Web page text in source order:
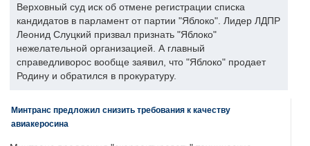
Верховный суд иск об отмене регистрации списка
кандидатов в парламент от партии "Яблоко". Лидер ЛДПР
Леонид Слуцкий призвал признать "Яблоко"
нежелательной организацией. А главный
справедливорос вообще заявил, что "Яблоко" продает
Родину и обратился в прокуратуру.
Минтранс предложил снизить требования к качеству
авиакеросина